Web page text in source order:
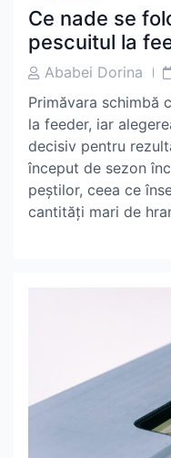
Ce nade se
pescuitul la
PostAbabei Dorina
Primăvara schimbă
la feeder, iar
decisiv pentru
început de sezon
peștilor, ceea ce
cantități mari de